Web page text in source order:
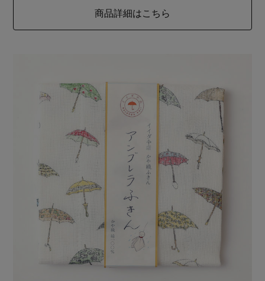
商品詳細はこちら